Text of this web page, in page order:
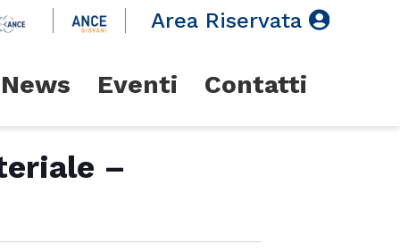
Area Riservata
News Eventi Contatti
–